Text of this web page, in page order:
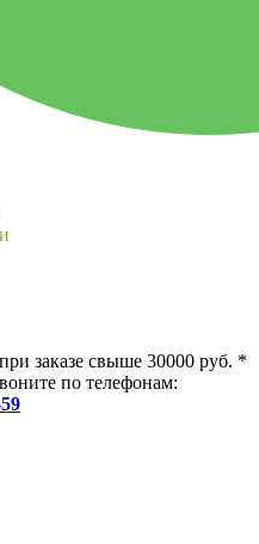
заказе свыше 30000 руб. *
по телефонам: